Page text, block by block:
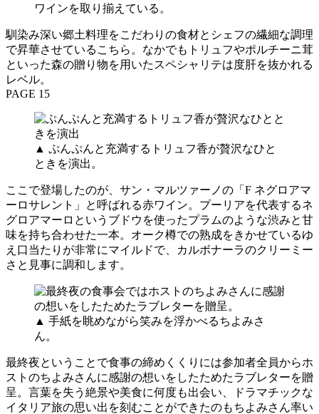
ワインを取り揃えている。
馴染み深い郷土料理をこだわりの食材とシェフの繊細な調理
で昇華させているこちら。なかでもトリュフやポルチーニ茸
といった森の贈り物を用いたスペシャリテは度肝を抜かれる
レベル。
PAGE 15
▲ ぷんぷんと充満するトリュフ香が贅沢なひと
ときを演出。
ここで登場したのが、サン・マルツァーノの「F ネグロアマ
ーロサレント」と呼ばれる赤ワイン。プーリアを代表するネ
グロアマーロというブドウを使ったプラムのような渋みと甘
味を持ち合わせた一本。オーク樽での熟成をきかせているゆ
え口当たりが非常にマイルドで、カルボナーラのクリーミー
さと見事に調和します。
▲ 手紙を眺めながら笑みを浮かべるちよみさ
ん。
最終夜ということで食事の締めくくりには参加者全員からホ
ストのちよみさんに感謝の想いをしたためたラブレターを贈
呈。言葉を失う絶景や美食に何度も出会い、ドラマチックな
イタリア旅の思い出を刻むことができたのもちよみさん率い